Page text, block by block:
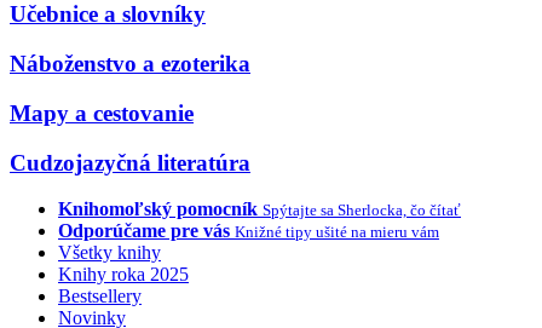
Učebnice a slovníky
Náboženstvo a ezoterika
Mapy a cestovanie
Cudzojazyčná literatúra
Knihomoľský pomocník Spýtajte sa Sherlocka, čo čítať
Odporúčame pre vás Knižné tipy ušité na mieru vám
Všetky knihy
Knihy roka 2025
Bestsellery
Novinky